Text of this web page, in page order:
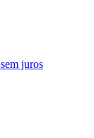
sem juros